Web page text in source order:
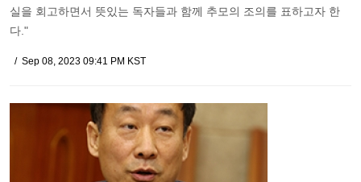
실을 회고하면서 뜻있는 독자들과 함께 추모의 조의를 표하고자 한
다."
Sep 08, 2023 09:41 PM KST